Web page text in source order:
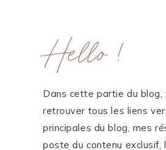
Hello !
Dans cette partie du blog,
retrouver tous les liens
principales du blog, mes
poste du contenu exclusif,